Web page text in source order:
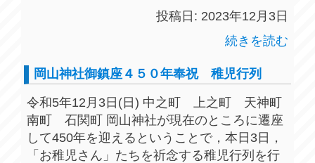
投稿日: 2023年12月3日
続きを読む
岡山神社御鎮座４５０年奉祝 稚児行列
令和5年12月3日(日) 中之町 上之町 天神町
南町 石関町 岡山神社が現在のところに遷座
して450年を迎えるということで，本日3日，
「お稚児さん」たちを祈念する稚児行列を行